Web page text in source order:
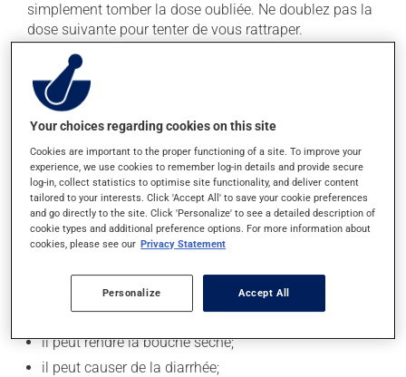
simplement tomber la dose oubliée. Ne doublez pas la
dose suivante pour tenter de vous rattraper.
Ce médicament peut être pris avec ou sans nourriture,
sans égard aux repas ou aux collations. La prise
d'alcool peut augmenter l'effet de ce produit. Il est donc
recommandé d'en consommer avec modération. Afin
de savoir quelle quantité d'alcool vous est permise,
veuillez en discuter avec votre pharmacien ou votre
médecin.
Effets indésirables
l'occasion entraîner certains effets indésirables (effets
secondaires), notamment :
il peut rendre la bouche sèche;
il peut causer de la diarrhée;
Your choices regarding cookies on this site
Cookies are important to the proper functioning of a site. To improve your
experience, we use cookies to remember log-in details and provide secure
log-in, collect statistics to optimise site functionality, and deliver content
tailored to your interests. Click 'Accept All' to save your cookie preferences
and go directly to the site. Click 'Personalize' to see a detailed description of
cookie types and additional preference options. For more information about
cookies, please see our Privacy Statement
Personalize Accept All